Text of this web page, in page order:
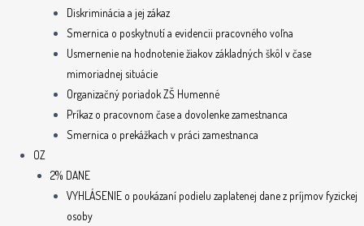
Diskriminácia a jej zákaz
Smernica o poskytnutí a evidencii pracovného voľna
Usmernenie na hodnotenie žiakov základných škôl v čase
mimoriadnej situácie
Organizačný poriadok ZŠ Humenné
Príkaz o pracovnom čase a dovolenke zamestnanca
Smernica o prekážkach v práci zamestnanca
OZ
2% DANE
VYHLÁSENIE o poukázaní podielu zaplatenej dane z príjmov fyzickej
osoby